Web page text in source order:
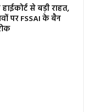
से बड़ी राहत,
पर FSSAI के बैन